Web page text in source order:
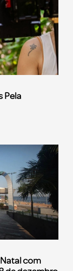
Pela
com